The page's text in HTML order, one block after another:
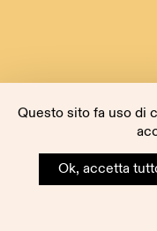
Questo sito fa uso di
Ok, accetta